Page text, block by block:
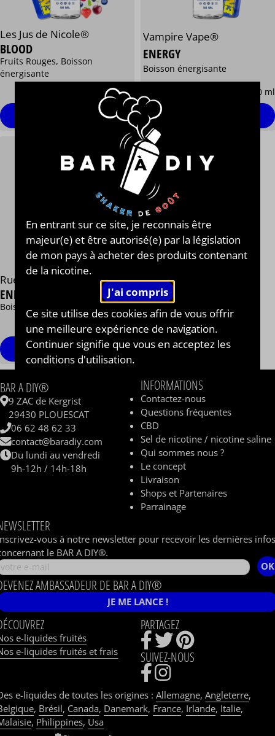
Les Jus de Nicole®
BLOOD
Fruits Rouges, Boisson
énergisante
/ 50 ml
Vampire Vape®
ENERGY
Boisson énergisante
13,90 € / 50 ml
Rue du Vapotage®
ENERGY DRINK
Boisson énergisante
13,90 € / 50 ml
Personnaliser
BAR A DIY®
9 ZAC de Kergrist
29430 PLOUESCAT
06 62 48 62 33
contact@baradiy.com
Du lundi au vendredi
9h-12h / 14h-18h
INFORMATIONS
Contactez-nous
Questions fréquentes
CBD
Sel de nicotine / nicotine saline
Qui sommes nous ?
Le concept
Livraison
Shops et Partenaires
Parrainage
vous à notre newsletter pour recevoir les dernières
le BAR A DIY®.
OK
AMBASSADEUR DE BAR A DIY®
JE ME LANCE !
e-liquides fruités
e-liquides fruités et frais
PARTAGEZ
SUIVEZ-NOUS
e-liquides de toutes les origines :Allemagne,Angleterre,
, Brésil, Canada, Danemark, France, Irlande, Italie,
, Philippines, Usa
En entrant sur ce site, je reconnais être
majeur(e) et être autorisé(e) par la législation
de mon pays à acheter des produits contenant
de la nicotine.
Ce site utilise des cookies afin de vous offrir
une meilleure expérience de navigation.
Continuer signifie que vous en acceptez les
conditions d'utilisation.